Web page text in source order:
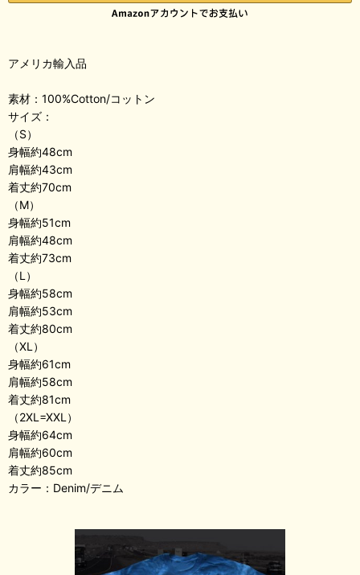
アメリカ輸入品
素材：100%Cotton/コットン
サイズ：
（S）
身幅約48cm
肩幅約43cm
着丈約70cm
（M）
身幅約51cm
肩幅約48cm
着丈約73cm
（L）
身幅約58cm
肩幅約53cm
着丈約80cm
（XL）
身幅約61cm
肩幅約58cm
着丈約81cm
（2XL=XXL）
身幅約64cm
肩幅約60cm
着丈約85cm
カラー：Denim/デニム